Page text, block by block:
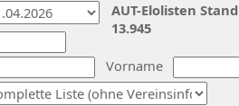
Vorname
AUT-Elolisten
13.945